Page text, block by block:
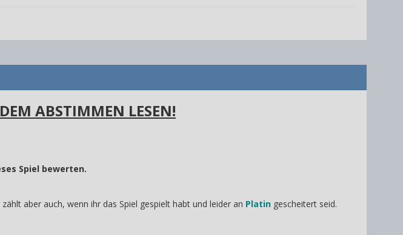
ABSTIMMEN LESEN!
Spiel bewerten.
aber auch, wenn ihr das Spiel gespielt habt und leider an Platingescheitert seid.